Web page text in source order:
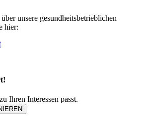
unsere gesundheitsbetrieblichen
hier:
Ihren Interessen passt.